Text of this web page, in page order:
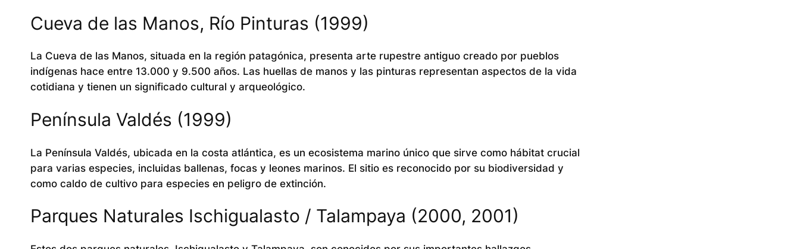
Cueva de las Manos, Río Pinturas (1999)
La Cueva de las Manos, situada en la región patagónica, presenta arte rupestre antiguo creado por pueblos
indígenas hace entre 13.000 y 9.500 años. Las huellas de manos y las pinturas representan aspectos de la vida
cotidiana y tienen un significado cultural y arqueológico.
Península Valdés (1999)
La Península Valdés, ubicada en la costa atlántica, es un ecosistema marino único que sirve como hábitat crucial
para varias especies, incluidas ballenas, focas y leones marinos. El sitio es reconocido por su biodiversidad y
como caldo de cultivo para especies en peligro de extinción.
Parques Naturales Ischigualasto / Talampaya (2000, 2001)